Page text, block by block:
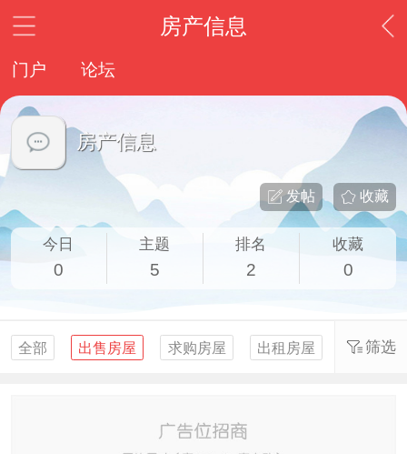
房产信息
门户 论坛
房产信息
收藏
发帖
今日
0
主题
5
排名
2
收藏
0
全部 出售房屋 求购房屋 出租房屋 求租房屋
筛选